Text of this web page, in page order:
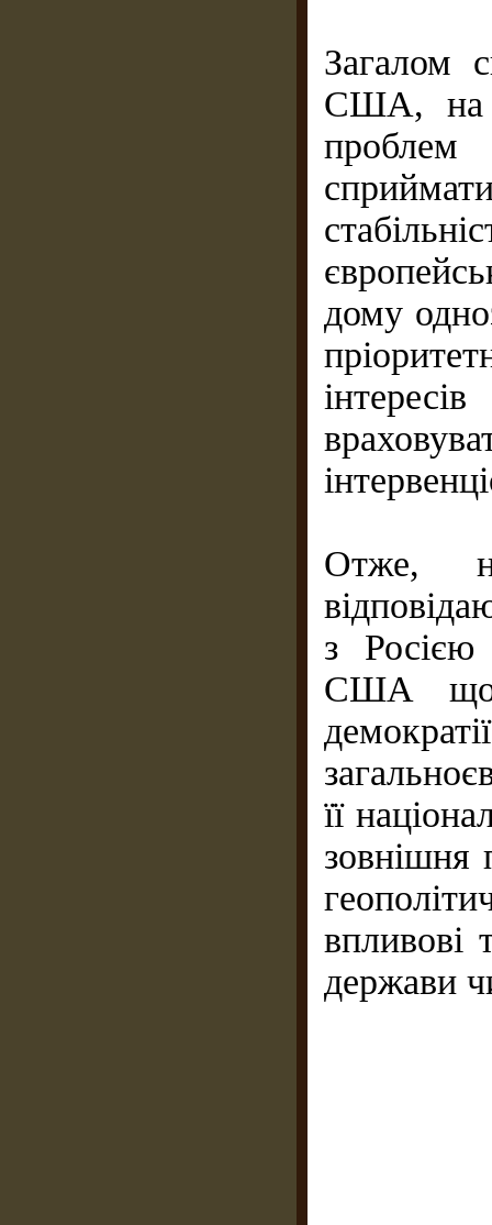
Загалом
США, на
проблем
дому
Отже,
з Росією
США
її
зовнішня
впливові
держави